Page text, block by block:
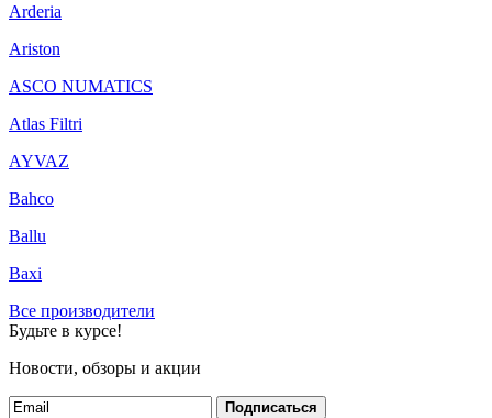
Arderia
Ariston
ASCO NUMATICS
Atlas Filtri
AYVAZ
Bahco
Ballu
Baxi
Все производители
Будьте в курсе!
Новости, обзоры и акции
Подписаться